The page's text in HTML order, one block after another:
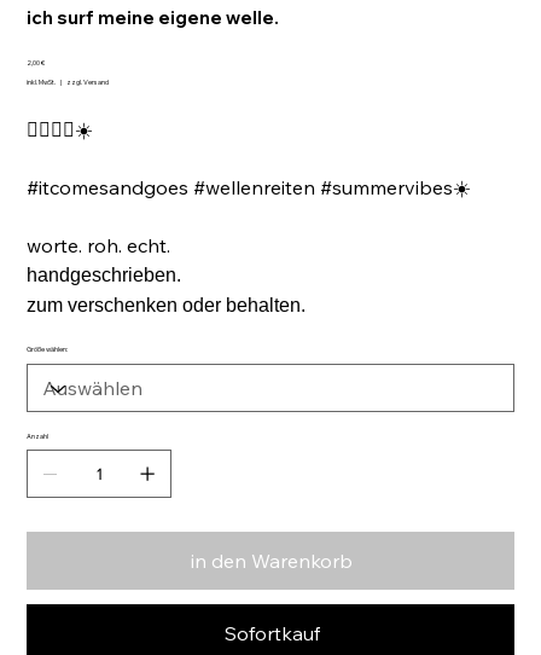
ich surf meine eigene welle.
Preis
2,00 €
inkl. MwSt. | zzgl. Versand
🏄🏻‍♀️🌊☀️
#itcomesandgoes #wellenreiten #summervibes☀️
worte. roh. echt.
handgeschrieben.
zum verschenken oder behalten.
Größe wählen:
Anzahl
in den Warenkorb
Sofortkauf